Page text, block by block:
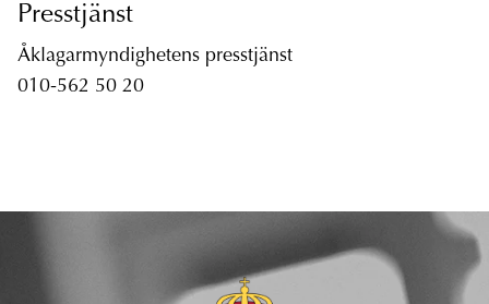
Presstjänst
Åklagarmyndighetens presstjänst
010-562 50 20